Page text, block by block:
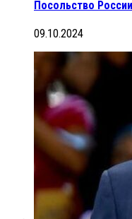
Посольство
09.10.2024